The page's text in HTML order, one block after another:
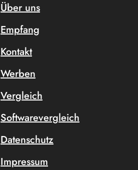
Über uns
Empfang
Kontakt
Werben
Vergleich
Softwarevergleich
Datenschutz
Impressum